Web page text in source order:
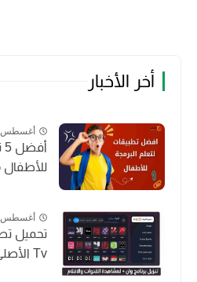
أخر الأخبار
أغسطس 6, 2026
للأطفال
أغسطس 5, 2026
Tv الأصلي لمشاهدة القنوات...